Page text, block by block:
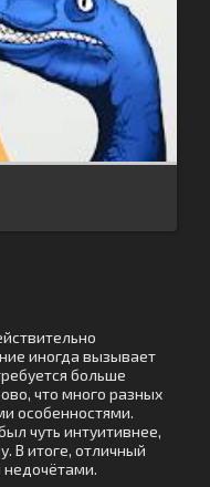
иногда вызывает
больше
что много разных
особенностями.
чуть интуитивнее,
В итоге, отличный
недочётами.